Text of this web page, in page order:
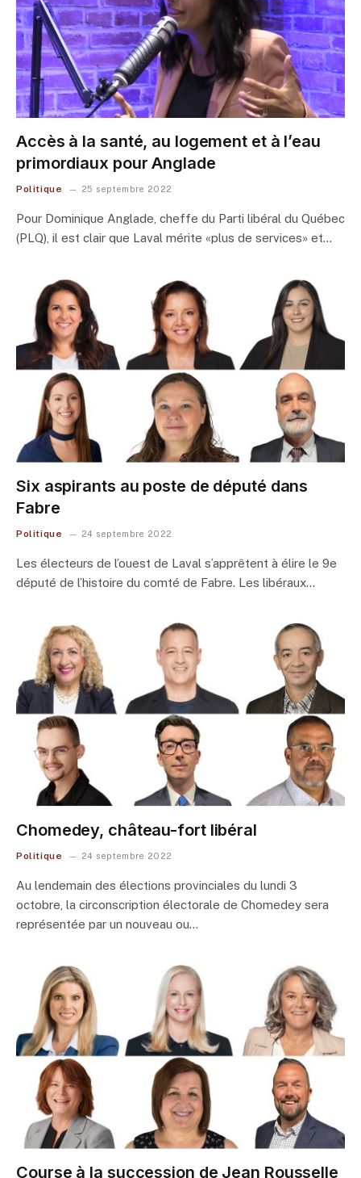
Accès à la santé, au logement et à l’eau
primordiaux pour Anglade
Politique 25 septembre 2022
Pour Dominique Anglade, cheffe du Parti libéral du Québec
(PLQ), il est clair que Laval mérite «plus de services» et…
Six aspirants au poste de député dans
Fabre
Politique 24 septembre 2022
Les électeurs de l’ouest de Laval s’apprêtent à élire le 9e
député de l’histoire du comté de Fabre. Les libéraux…
Chomedey, château-fort libéral
Politique 24 septembre 2022
Au lendemain des élections provinciales du lundi 3
octobre, la circonscription électorale de Chomedey sera
représentée par un nouveau ou…
Course à la succession de Jean Rousselle